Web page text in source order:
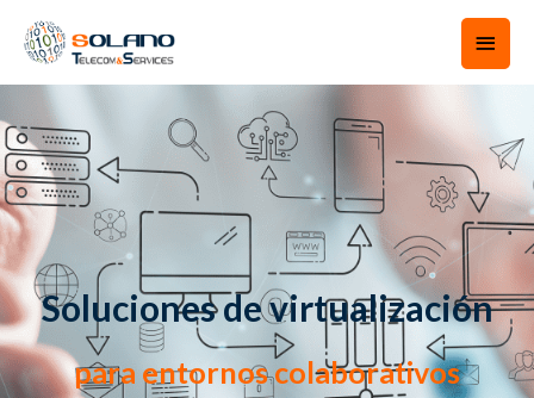
Soluciones de virtualización
para entornos colaborativos